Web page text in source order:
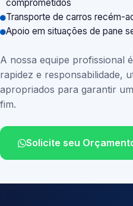
comprometidos
Transporte de carros recém-
Apoio em situações de pane
A nossa equipe profissional
rapidez e responsabilidade,
apropriados para garantir
fim.
Solicite seu